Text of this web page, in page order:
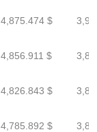
4,875.474 $
4,856.911 $
4,826.843 $
4,785.892 $